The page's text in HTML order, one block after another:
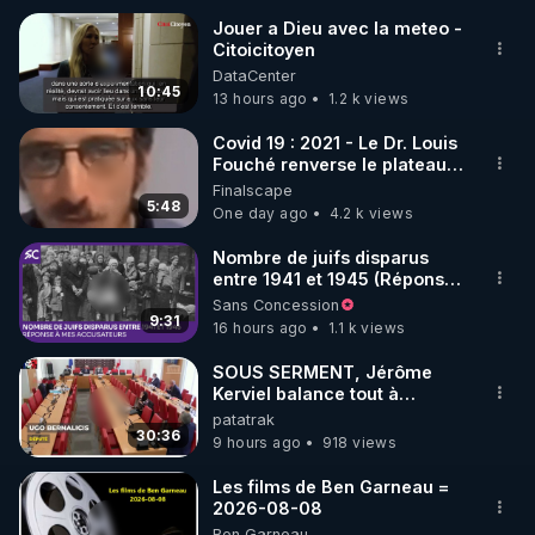
🌱 INSTAGRAM
https://www.instagram.com/rdlr_thierrycasasnovas/
http://rgnr.li/instagram
🌱 LA NEWSLETTER
Pour ne pas rater l’actualité RGNR (stages,
http://rgnr.li/news
🌱 VIDÉOS NON CENSURÉES SUR ODYSEE
Toutes les vidéos Youtube sont aussi sur la
http://rgnr.li/odysee
🌱 LES STAGES EN PRÉSENTIEL
10:45
Jouer a Dieu avec la meteo -
Citoicitoyen
DataCenter
13 hours ago
1.2 k views
5:48
Covid 19 : 2021 - Le Dr. Louis
Fouché renverse le plateau
de CNews !
Finalscape
One day ago
4.2 k views
9:31
Nombre de juifs disparus
entre 1941 et 1945 (Réponse
à mes accusateurs)
Sans Concession
16 hours ago
1.1 k views
30:36
SOUS SERMENT, Jérôme
Kerviel balance tout à
l'Assemblée !
patatrak
9 hours ago
918 views
Les films de Ben Garneau =
2026-08-08